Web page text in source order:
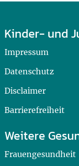
Kinder- und
Impressum
Datenschutz
Disclaimer
Barrierefreiheit
Weitere
Frauengesundheit